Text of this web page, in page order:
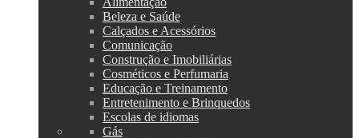
Beleza e Saúde
Calçados e Acessórios
Comunicação
Construção e Imobiliárias
Cosméticos e Perfumaria
Educação e Treinamento
Entretenimento e Brinquedos
Escolas de idiomas
Gás